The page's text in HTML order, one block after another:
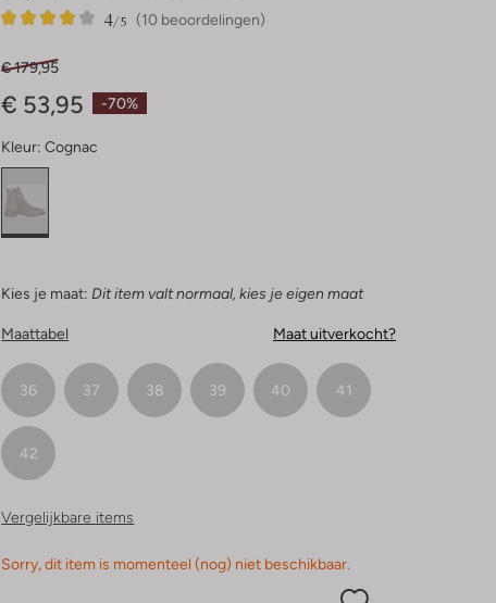
(10 beoordelingen)
4/5
10
4
-70%
€ 179,95
€ 53,95
Kleur: Cognac
Kies je maat: Dit item valt normaal, kies je eigen maat
Maattabel Maat uitverkocht?
36 37 38 39 40 41
42
Vergelijkbare items
Sorry, dit item is momenteel (nog) niet beschikbaar.